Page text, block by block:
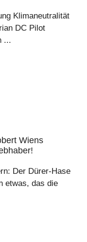
Klimaneutralität
DC Pilot
...
Wiens
Der Dürer-Hase
etwas, das die